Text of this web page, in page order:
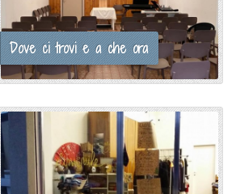
Dove ci trovi e a che ora